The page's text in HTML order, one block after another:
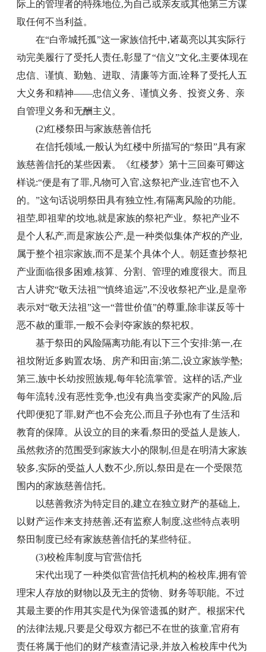
际上的管理者的特殊地位,为自己或亲友或其他第三方谋
取任何不当利益。
在“白帝城托孤”这一家族信托中,诸葛亮以其实际行
动完美履行了受托人责任,彰显了“信义”文化,主要体现在
忠信、谨慎、勤勉、进取、清廉等方面,诠释了受托人五
大义务和精神——忠信义务、谨慎义务、投资义务、亲
自管理义务和无酬主义。
(2)红楼祭田与家族慈善信托
在信托领域,一般认为红楼中所描写的“祭田”具有家
族慈善信托的某些因素。《红楼梦》第十三回秦可卿这
样说:“便是有了罪,凡物可入官,这祭祀产业,连官也不入
的。”这句话说明祭田具有独立性,有隔离风险的功能。
祖茔,即祖辈的坟地,就是家族的祭祀产业。祭祀产业不
是个人私产,而是家族公产,是一种类似集体产权的产业,
属于整个祖宗家族,而不是某个具体个人。朝廷查抄祭祀
产业面临很多困难,核算、分割、管理的难度很大。而且
古人讲究“敬天法祖”“慎终追远”,不没收祭祀产业,是皇帝
表示对“敬天法祖”这一“普世价值”的尊重,除非谋反等十
恶不赦的重罪,一般不会剥夺家族的祭祀权。
基于祭田的风险隔离功能,有以下三个安排:第一,在
祖坟附近多购置农场、房产和田亩;第二,设立家族学塾;
第三,族中长幼按照族规,每年轮流掌管。这样的话,产业
每年流转,没有恶性竞争,也没有典当变卖家产的风险,后
代即便犯了罪,财产也不会充公,而且子孙也有了生活和
教育的保障。从设立的目的来看,祭田的受益人是族人,
虽然救济的范围受到家族大小的限制,但是在明清大家族
较多,实际的受益人人数不少,所以,祭田是在一个受限范
围内的家族慈善信托。
以慈善救济为特定目的,建立在独立财产的基础上,
以财产运作来支持慈善,还有监察人制度,这些特点表明
祭田制度已经有家族慈善信托的某些特征。
(3)校检库制度与官营信托
宋代出现了一种类似官营信托机构的检校库,拥有管
理宋人存放的财物以及无主的货物、财务等职能。不过
其最主要的作用其实是代为保管遗孤的财产。根据宋代
的法律法规,只要是父母双方都已不在世的孩童,官府有
责任将属于他们的财产核查清记录,并放入检校库中代为